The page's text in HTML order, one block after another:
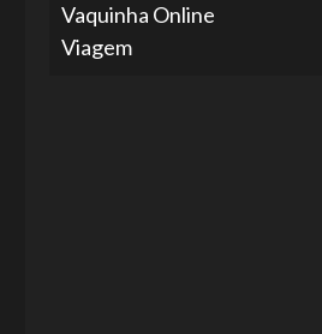
Vaquinha Online
Viagem